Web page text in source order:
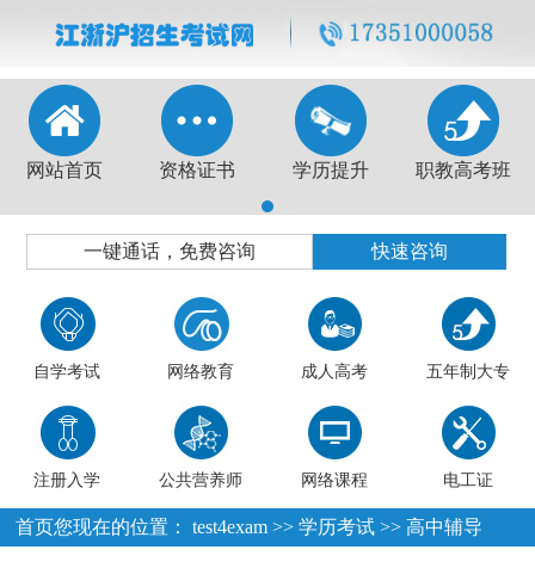
1
网站首页 资格证书 学历提升 职教高考班
一键通话，免费咨询 快速咨询
自学考试 网络教育 成人高考 五年制大专
注册入学 公共营养师 网络课程 电工证
首页您现在的位置： test4exam >> 学历考试 >> 高中辅导